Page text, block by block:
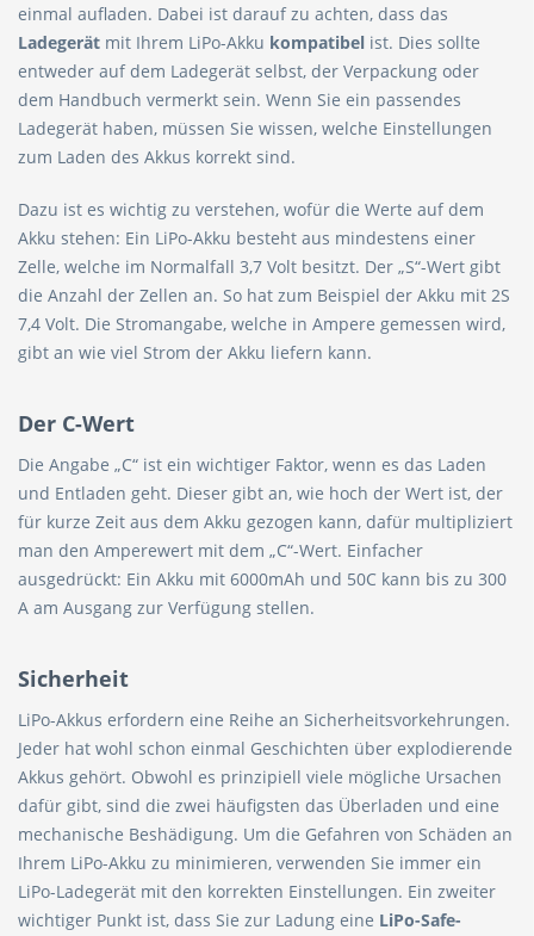
einmal aufladen. Dabei ist darauf zu achten, dass das
Ladegerät mit Ihrem LiPo-Akku kompatibel ist. Dies sollte
entweder auf dem Ladegerät selbst, der Verpackung oder
dem Handbuch vermerkt sein. Wenn Sie ein passendes
Ladegerät haben, müssen Sie wissen, welche Einstellungen
zum Laden des Akkus korrekt sind.
Dazu ist es wichtig zu verstehen, wofür die Werte auf dem
Akku stehen: Ein LiPo-Akku besteht aus mindestens einer
Zelle, welche im Normalfall 3,7 Volt besitzt. Der „S“-Wert gibt
die Anzahl der Zellen an. So hat zum Beispiel der Akku mit 2S
7,4 Volt. Die Stromangabe, welche in Ampere gemessen wird,
gibt an wie viel Strom der Akku liefern kann.
Der C-Wert
Die Angabe „C“ ist ein wichtiger Faktor, wenn es das Laden
und Entladen geht. Dieser gibt an, wie hoch der Wert ist, der
für kurze Zeit aus dem Akku gezogen kann, dafür multipliziert
man den Amperewert mit dem „C“-Wert. Einfacher
ausgedrückt: Ein Akku mit 6000mAh und 50C kann bis zu 300
A am Ausgang zur Verfügung stellen.
Sicherheit
LiPo-Akkus erfordern eine Reihe an Sicherheitsvorkehrungen.
Jeder hat wohl schon einmal Geschichten über explodierende
Akkus gehört. Obwohl es prinzipiell viele mögliche Ursachen
dafür gibt, sind die zwei häufigsten das Überladen und eine
mechanische Beshädigung. Um die Gefahren von Schäden an
Ihrem LiPo-Akku zu minimieren, verwenden Sie immer ein
LiPo-Ladegerät mit den korrekten Einstellungen. Ein zweiter
wichtiger Punkt ist, dass Sie zur Ladung eine LiPo-Safe-